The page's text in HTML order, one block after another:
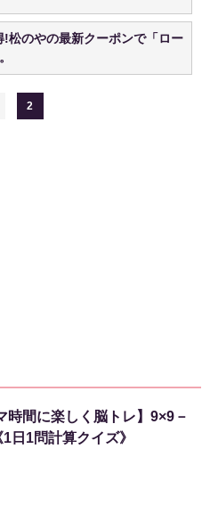
松のやの最新クーポンで「ロー
2
時間に楽しく脳トレ】9×9－
日1問計算クイズ》